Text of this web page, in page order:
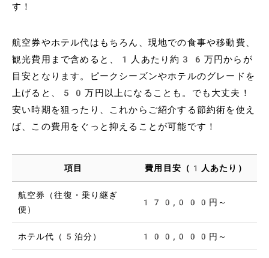
す！
航空券やホテル代はもちろん、現地での食事や移動費、
観光費用まで含めると、1人あたり約36万円からが
目安となります。ピークシーズンやホテルのグレードを
上げると、50万円以上になることも。でも大丈夫！
安い時期を狙ったり、これからご紹介する節約術を使え
ば、この費用をぐっと抑えることが可能です！
項目 費用目安（1人あたり）
航空券（往復・乗り継ぎ
便）
170,000円～
ホテル代（5泊分） 100,000円～